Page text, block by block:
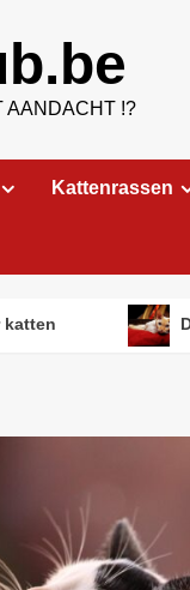
AANDACHT !?
Kattenrassen
De 5